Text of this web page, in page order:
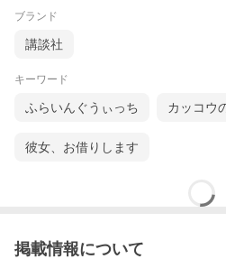
ブランド
講談社
キーワード
ふらいんぐうぃっち カッコウ
彼女、お借りします
掲載情報について